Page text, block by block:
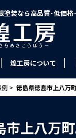
塗装なら高品質･低価
煌工房について
例 > 徳島県徳島市上八万
上八万